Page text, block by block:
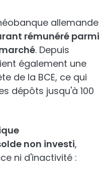
allemande
rémunéré parmi
. Depuis
également une
de la BCE, ce qui
dépôts jusqu'à 100
non investi,
ni d'inactivité :